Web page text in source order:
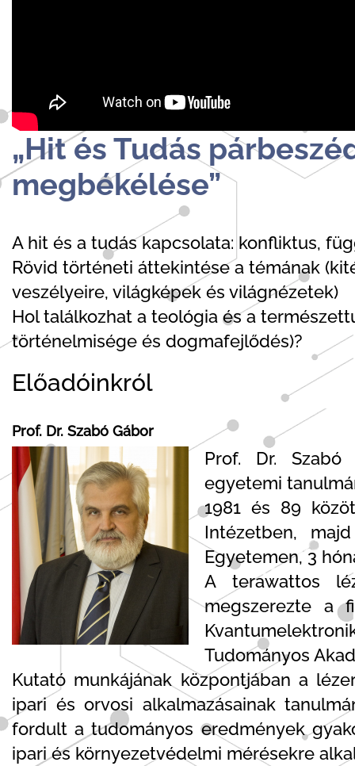
„Hit és Tudás
megbékélése”
A hit és a tudás kapcsolata: konfliktus,
Rövid történeti áttekintése a témának
veszélyeire, világképek és világnézetek)
Hol találkozhat a teológia és a
történelmisége és dogmafejlődés)?
Előadóinkról
Prof. Dr. Szabó Gábor
Prof. Dr. Szabó
egyetemi
1981 és 89
Intézetben,
Egyetemen, 3
A terawattos
megszerezte a
Tudományos
Kutató munkájának központjában a
ipari és orvosi alkalmazásainak
fordult a tudományos eredmények
ipari és környezetvédelmi mérésekre